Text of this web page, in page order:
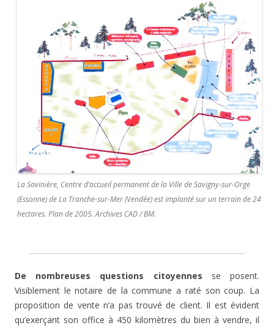
La Savinière, Centre d’accueil permanent de la Ville de Savigny-sur-Orge
(Essonne) de La Tranche-sur-Mer (Vendée) est implanté sur un terrain de 24
hectares. Plan de 2005. Archives CAD / BM.
De nombreuses questions citoyennes se posent.
Visiblement le notaire de la commune a raté son coup. La
proposition de vente n’a pas trouvé de client. Il est évident
qu’exerçant son office à 450 kilomètres du bien à vendre, il